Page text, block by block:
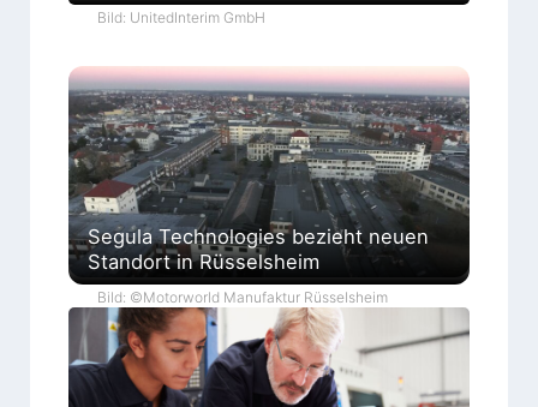
Bild: UnitedInterim GmbH
Segula Technologies bezieht neuen
Standort in Rüsselsheim
Bild: ©Motorworld Manufaktur Rüsselsheim